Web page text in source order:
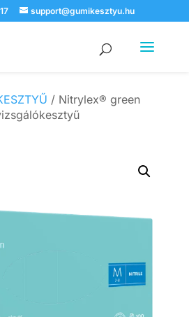
support@gumikesztyu.hu
/ Nitrylex® green